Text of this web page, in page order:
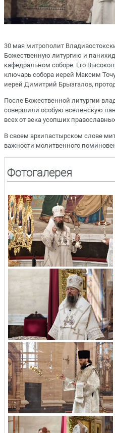
30 мая митрополит
Божественную литургию и
кафедральном соборе. Его
ключарь собора иерей Максим
иерей Димитрий Брызгалов,
После Божественной литургии
совершили особую вселенскую
всех от века усопших
В своем архипастырском слове
важности молитвенного
Фотогалерея